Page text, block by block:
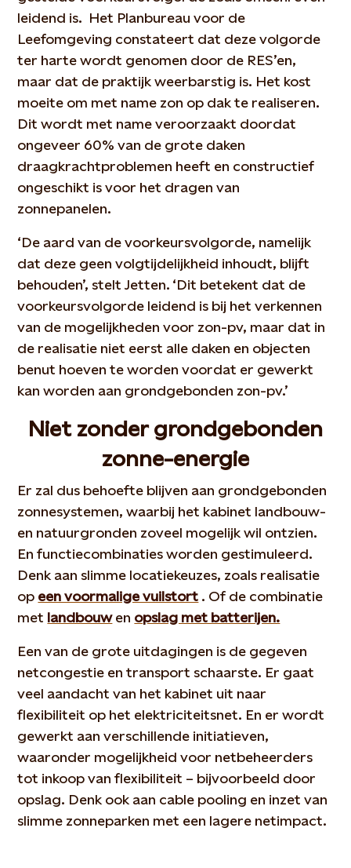
leidend is. Het Planbureau voor de
Leefomgeving constateert dat deze volgorde
ter harte wordt genomen door de RES’en,
maar dat de praktijk weerbarstig is. Het kost
moeite om met name zon op dak te realiseren.
Dit wordt met name veroorzaakt doordat
ongeveer 60% van de grote daken
draagkrachtproblemen heeft en constructief
ongeschikt is voor het dragen van
zonnepanelen.
‘De aard van de voorkeursvolgorde, namelijk
dat deze geen volgtijdelijkheid inhoudt, blijft
behouden’, stelt Jetten. ‘Dit betekent dat de
voorkeursvolgorde leidend is bij het verkennen
van de mogelijkheden voor zon-pv, maar dat in
de realisatie niet eerst alle daken en objecten
benut hoeven te worden voordat er gewerkt
kan worden aan grondgebonden zon-pv.’
Niet zonder grondgebonden
zonne-energie
Er zal dus behoefte blijven aan grondgebonden
zonnesystemen, waarbij het kabinet landbouw-
en natuurgronden zoveel mogelijk wil ontzien.
En functiecombinaties worden gestimuleerd.
Denk aan slimme locatiekeuzes, zoals realisatie
op een voormalige vuilstort . Of de combinatie
met landbouwen opslag met batterijen.
Een van de grote uitdagingen is de gegeven
netcongestie en transport schaarste. Er gaat
veel aandacht van het kabinet uit naar
flexibiliteit op het elektriciteitsnet. En er wordt
gewerkt aan verschillende initiatieven,
waaronder mogelijkheid voor netbeheerders
tot inkoop van flexibiliteit – bijvoorbeeld door
opslag. Denk ook aan cable pooling en inzet van
slimme zonneparken met een lagere netimpact.